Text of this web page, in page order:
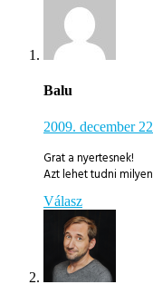
Balu
2009. december
Grat a nyertesnek!
Azt lehet tudni
Válasz